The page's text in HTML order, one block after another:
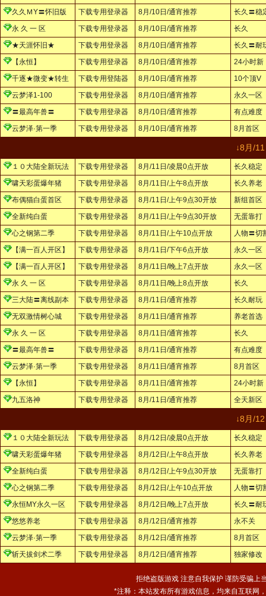
久久ＭY〓怀旧版
下载专用登录器 8月/10日/通宵推荐
长久〓稳
永 久 一 区
下载专用登录器 8月/10日/通宵推荐
长久
★天涯怀旧★
下载专用登录器 8月/10日/通宵推荐
长久〓耐
【永恒】
下载专用登录器 8月/10日/通宵推荐
24小时新
千逐★微变★转生
下载专用登陆器 8月/10日/通宵推荐
10个顶V
云梦泽1-100
下载专用登录器 8月/10日/通宵推荐
永久一区
〓最高年兽〓
下载专用登录器 8月/10日/通宵推荐
有点难度
云梦泽·第一季
下载专用登录器 8月/10日/通宵推荐 8月首区
↓8月/
１０大陆全新玩法 下载专用登录器 8月/11日/凌晨0点开放
长久稳定
啸天彩蛋爆年猪
下载专用登录器 8月/11日/上午8点开放
长久养老
布偶猫白蛋首区
下载专用登录器 8月/11日/上午9点30开放
新组首区
全新纯白蛋
下载专用登录器 8月/11日/上午9点30开放
无蛋靠打
心之钢第二季
下载专用登录器 8月/11日/上午10点开放
人物〓切
【满一百人开区】
下载专用登录器 8月/11日/下午6点开放
永久一区
【满一百人开区】
下载专用登录器 8月/11日/晚上7点开放
永久一区
永 久 一 区
下载专用登录器 8月/11日/晚上8点开放
长久
三大陆〓离线副本
下载专用登录器 8月/11日/通宵推荐
长久耐玩
无双激情树心城
下载专用登录器 8月/11日/通宵推荐
养老首选
永 久 一 区
下载专用登录器 8月/11日/通宵推荐
长久
〓最高年兽〓
下载专用登录器 8月/11日/通宵推荐
有点难度
云梦泽·第一季
下载专用登录器 8月/11日/通宵推荐
8月首区
【永恒】
下载专用登录器 8月/11日/通宵推荐
24小时新
九五洛神
下载专用登录器 8月/11日/通宵推荐 全天新区
↓8月/
１０大陆全新玩法 下载专用登录器 8月/12日/凌晨0点开放
长久稳定
啸天彩蛋爆年猪
下载专用登录器 8月/12日/上午8点开放
长久养老
全新纯白蛋
下载专用登录器 8月/12日/上午9点30开放
无蛋靠打
心之钢第二季
下载专用登录器 8月/12日/上午10点开放
人物〓切
永恒MY永久一区
下载专用登录器 8月/12日/晚上7点开放
长久〓耐
悠悠养老
下载专用登录器 8月/12日/通宵推荐
永不关
云梦泽·第一季
下载专用登录器 8月/12日/通宵推荐
8月首区
斩天拔剑术二季
下载专用登录器 8月/12日/通宵推荐 独家修改
拒绝盗版游戏 注意自我保护 谨防受骗上
*注释：本站发布所有游戏信息，均来自互联网